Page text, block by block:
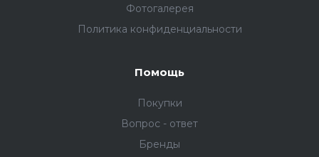
Фотогалерея
Политика конфиденциальности
Помощь
Покупки
Вопрос - ответ
Бренды